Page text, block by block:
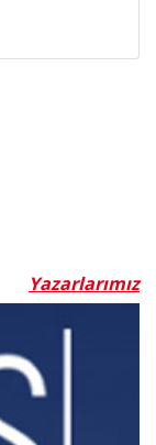
Yazarlarımız